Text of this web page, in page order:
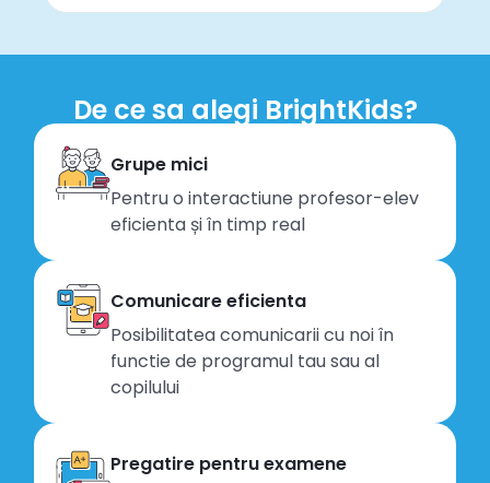
De ce sa alegi BrightKids?
Grupe mici
Pentru o interactiune profesor-elev
eficienta și în timp real
Comunicare eficienta
Posibilitatea comunicarii cu noi în
functie de programul tau sau al
copilului
Pregatire pentru examene